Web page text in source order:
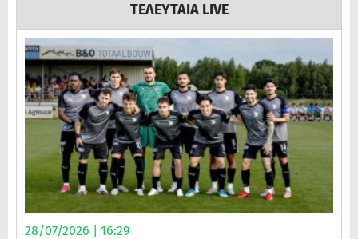
ΤΕΛΕΥΤΑΙΑ LIVE
28/07/2026 | 16:29